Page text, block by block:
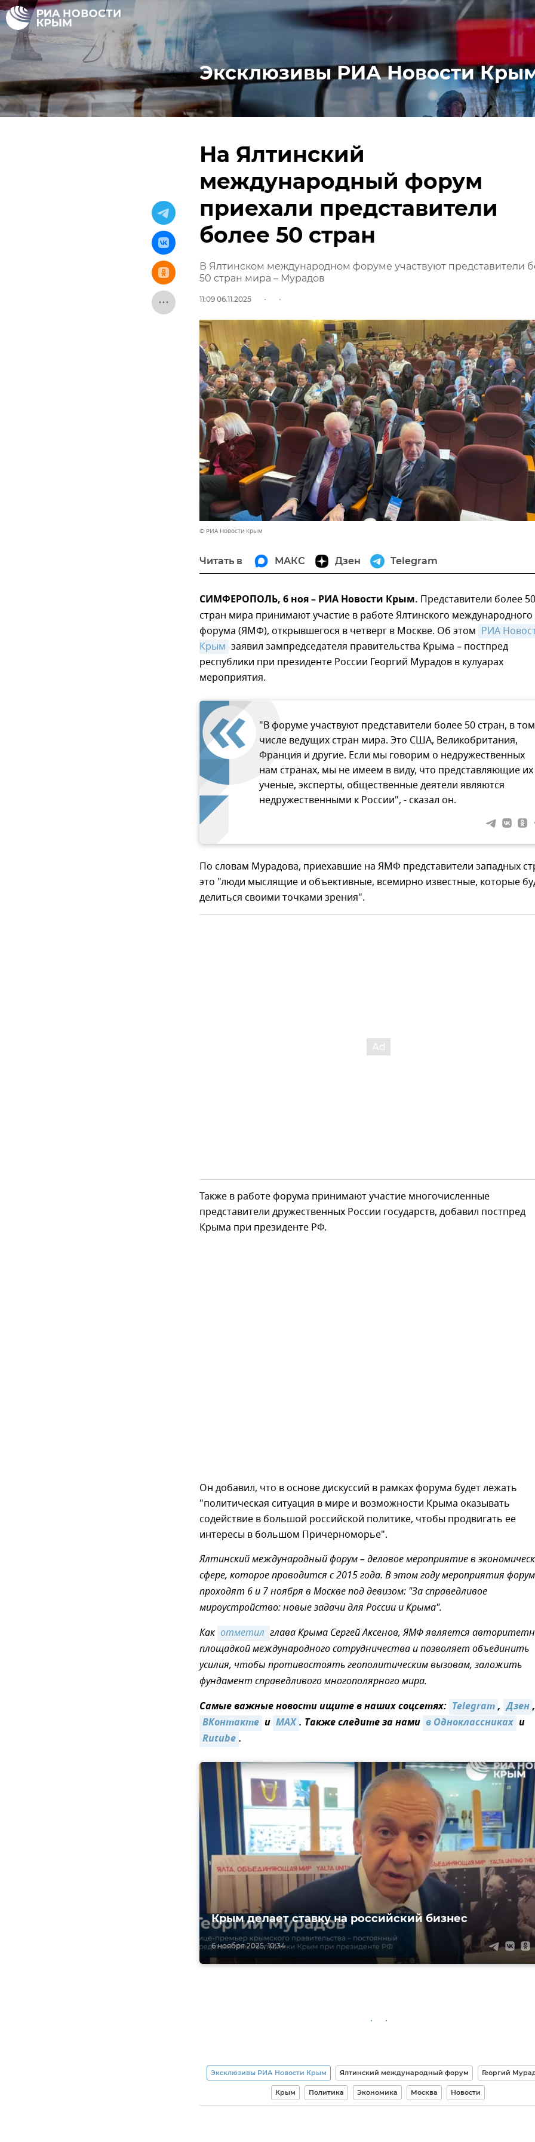
Эксклюзивы РИА Новости
На Ялтинский
международный форум
приехали представители
более 50 стран
В Ялтинском международном форуме участвуют представители
50 стран мира – Мурадов
11:09 06.11.2025
© РИА Новости Крым
Читать в МАКС Дзен Telegram
СИМФЕРОПОЛЬ, 6 ноя – РИА Новости Крым. Представители более 50
стран мира принимают участие в работе Ялтинского международного
форума (ЯМФ), открывшегося в четверг в Москве. Об этом РИА
Крым заявил зампредседателя правительства Крыма – постпред
республики при президенте России Георгий Мурадов в кулуарах
мероприятия.
"В форуме участвуют представители более 50 стран, в том
числе ведущих стран мира. Это США, Великобритания,
Франция и другие. Если мы говорим о недружественных
нам странах, мы не имеем в виду, что представляющие их
ученые, эксперты, общественные деятели являются
недружественными к России", - сказал он.
По словам Мурадова, приехавшие на ЯМФ представители западных
это "люди мыслящие и объективные, всемирно известные, которые
делиться своими точками зрения".
Также в работе форума принимают участие многочисленные
представители дружественных России государств, добавил постпред
Крыма при президенте РФ.
Он добавил, что в основе дискуссий в рамках форума будет лежать
"политическая ситуация в мире и возможности Крыма оказывать
содействие в большой российской политике, чтобы продвигать ее
интересы в большом Причерноморье".
Ялтинский международный форум – деловое мероприятие в
сфере, которое проводится с 2015 года. В этом году мероприятия
проходят 6 и 7 ноября в Москве под девизом: "За справедливое
мироустройство: новые задачи для России и Крыма".
Как отметил глава Крыма Сергей Аксенов, ЯМФ является
площадкой международного сотрудничества и позволяет объединить
усилия, чтобы противостоять геополитическим вызовам, заложить
фундамент справедливого многополярного мира.
Самые важные новости ищите в наших соцсетях: Telegram, Дзен,
ВКонтакте и MAX. Также следите за нами в Одноклассниках и
Rutube.
6 ноября 2025, 10:34
Крым делает ставку на российский бизнес
Эксклюзивы РИА Новости Крым Ялтинский международный форум Георгий
Крым Политика Экономика Москва Новости